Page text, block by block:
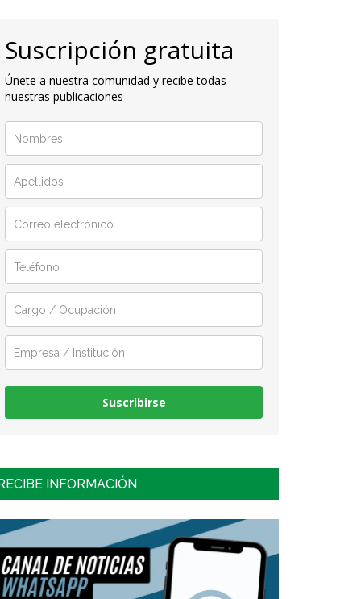
Suscripción gratuita
Únete a nuestra comunidad y recibe todas
nuestras publicaciones
Suscribirse
INFORMACIÓN